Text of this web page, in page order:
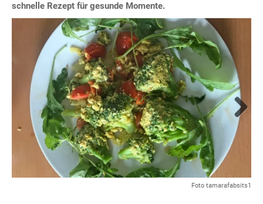
schnelle Rezept für gesunde Momente.
Foto tamarafabsits1
Next